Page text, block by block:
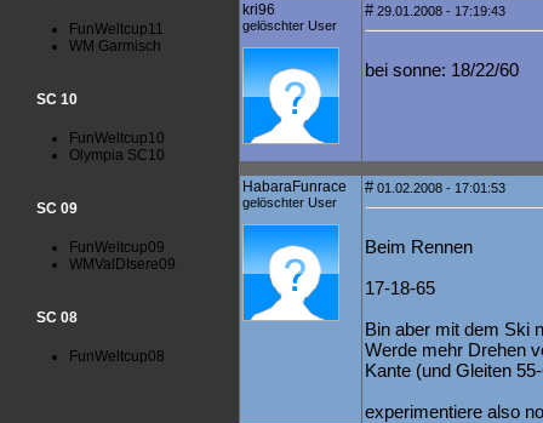
FunWeltcup11
WM Garmisch
SC 10
FunWeltcup10
Olympia SC10
SC 09
FunWeltcup09
WMValDIsere09
SC 08
FunWeltcup08
kri96
gelöschter User
#29.01.2008 - 17:19:43
bei sonne: 18/22/60
HabaraFunrace
gelöschter User
#01.02.2008 - 17:01:53
Beim Rennen
17-18-65
Bin aber mit dem Ski
Werde mehr Drehen
Kante (und Gleiten
experimentiere also